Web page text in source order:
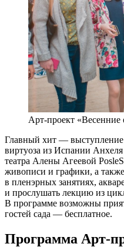
Арт-проект «Весенние
Главный хит — выступление
виртуоза из Испании
театра Алены Агеевой
живописи и графики, а
в пленэрных занятиях,
и прослушать лекцию из
В программе возможны
гостей сада — бесплатное.
Программа Арт-